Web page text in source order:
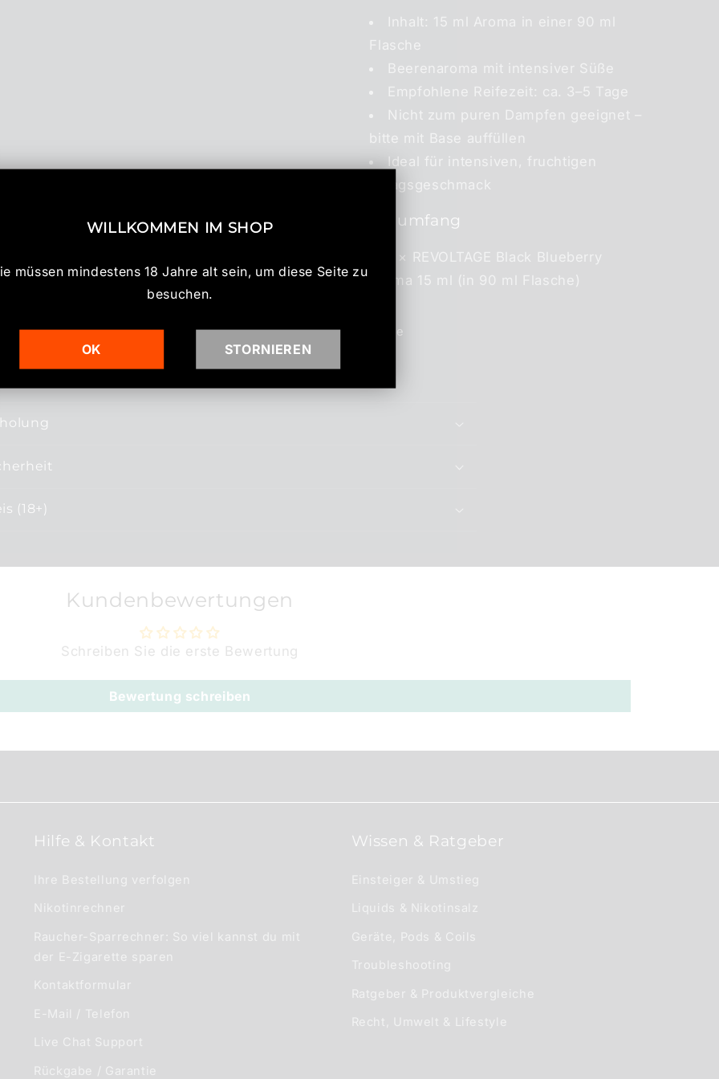
Inhalt: 15 ml Aroma in einer 90 ml
Flasche
Beerenaroma mit intensiver Süße
Empfohlene Reifezeit: ca. 3–5 Tage
Nicht zum puren Dampfen geeignet –
bitte mit Base auffüllen
Ideal für intensiven, fruchtigen
Alltagsgeschmack
Lieferumfang
1 × REVOLTAGE Black Blueberry
Aroma 15 ml (in 90 ml Flasche)
Share
(18+)
Kundenbewertungen
Schreiben Sie die erste Bewertung
Bewertung schreiben
Hilfe & Kontakt
Ihre Bestellung verfolgen
Nikotinrechner
Raucher-Sparrechner: So viel kannst du mit
der E-Zigarette sparen
Kontaktformular
E-Mail / Telefon
Live Chat Support
Rückgabe / Garantie
Wissen & Ratgeber
Einsteiger & Umstieg
Liquids & Nikotinsalz
Geräte, Pods & Coils
Troubleshooting
Ratgeber & Produktvergleiche
Recht, Umwelt & Lifestyle
WILLKOMMEN IM SHOP
müssen mindestens 18 Jahre alt sein, um diese Seite zu
besuchen.
OK STORNIEREN